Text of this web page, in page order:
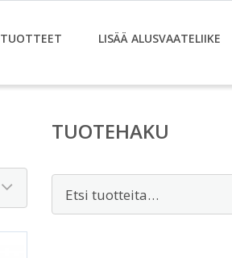
TUOTTEET LISÄÄ ALUSVAATELIIKE
TUOTEHAKU